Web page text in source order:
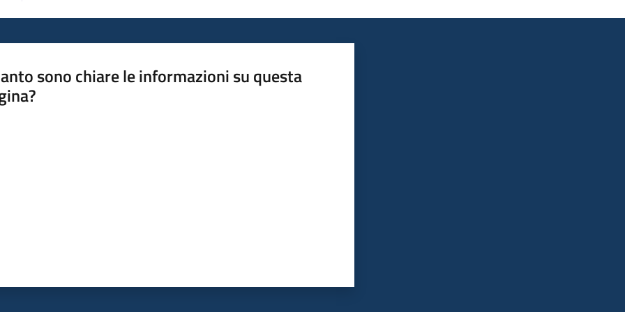
sono chiare le informazioni su questa